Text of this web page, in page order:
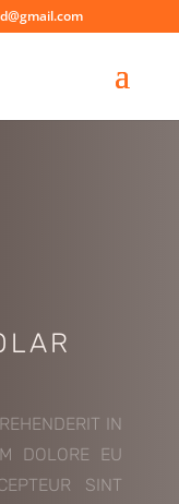
IN
DOLORE EU
SINT